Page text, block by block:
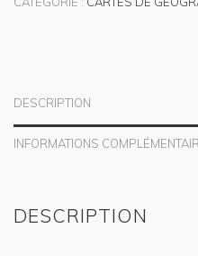
DESCRIPTION
INFORMATIONS
DESCRIPTION